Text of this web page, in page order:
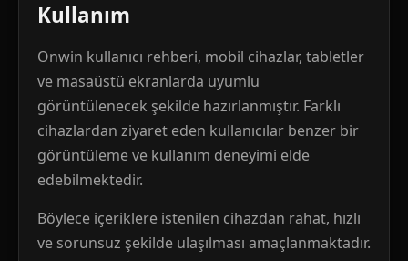
Kullanım
Onwin kullanıcı rehberi, mobil cihazlar, tabletler
ve masaüstü ekranlarda uyumlu
görüntülenecek şekilde hazırlanmıştır. Farklı
cihazlardan ziyaret eden kullanıcılar benzer bir
görüntüleme ve kullanım deneyimi elde
edebilmektedir.
Böylece içeriklere istenilen cihazdan rahat, hızlı
ve sorunsuz şekilde ulaşılması amaçlanmaktadır.